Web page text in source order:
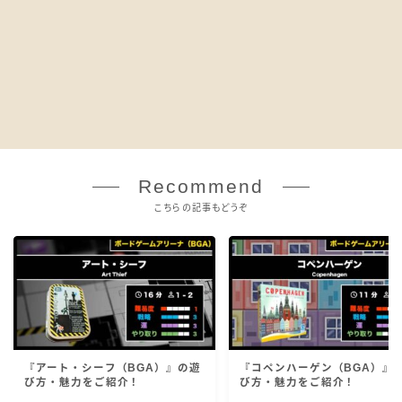
Recommend
こちらの記事もどうぞ
『アート・シーフ（BGA）』の遊
び方・魅力をご紹介！
『コペンハーゲン（BGA）』
び方・魅力をご紹介！